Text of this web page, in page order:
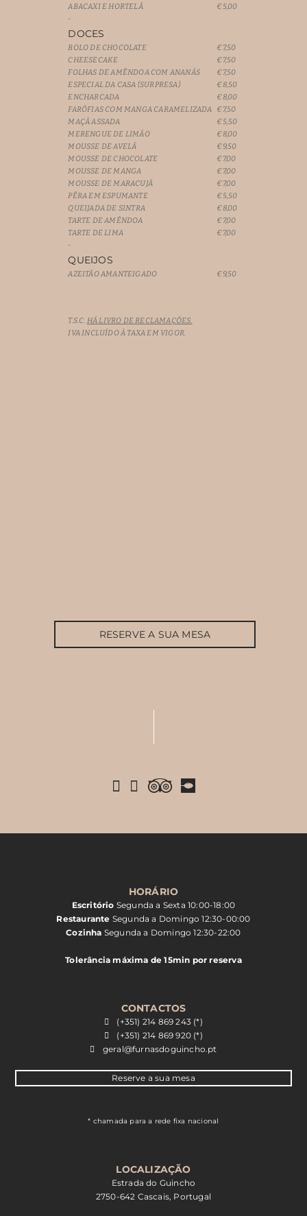
ABACAXI E HORTELÃ
€5,00
-
DOCES
BOLO DE CHOCOLATE
€7,50
CHEESECAKE
€7,50
FOLHAS DE AMÊNDOA COM ANANÁS
€7,50
ESPECIAL DA CASA (SURPRESA)
€8,50
ENCHARCADA
€8,00
FARÓFIAS COM MANGA CARAMELIZADA
€7,50
MAÇÃ ASSADA
€5,50
MERENGUE DE LIMÃO
€8,00
MOUSSE DE AVELÃ
€9,50
MOUSSE DE CHOCOLATE
€7,00
MOUSSE DE MANGA
€7,00
MOUSSE DE MARACUJÁ
€7,00
PÊRA EM ESPUMANTE
€5,50
QUEIJADA DE SINTRA
€8,00
TARTE DE AMÊNDOA
€7,00
TARTE DE LIMA
€7,00
-
QUEIJOS
AZEITÃO AMANTEIGADO €9,50
T.S.C. HÁ LIVRO DE RECLAMAÇÕES.
IVA INCLUÍDO À TAXA EM VIGOR.
RESERVE A SUA MESA
HORÁRIO
Escritório Segunda a Sexta 10:00-18:00
Restaurante Segunda a Domingo 12:30-00:00
Cozinha Segunda a Domingo 12:30-22:00
Tolerância máxima de 15min por reserva
CONTACTOS
(+351) 214 869 243 (*)
(+351) 214 869 920 (*)
geral@furnasdoguincho.pt
Reserve a sua mesa
* chamada para a rede fixa nacional
LOCALIZAÇÃO
Estrada do Guincho
2750-642 Cascais, Portugal